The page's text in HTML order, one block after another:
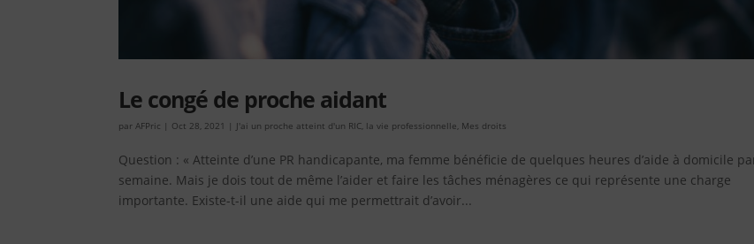
Le congé de proche aidant
parAFPric | Oct 28, 2021 | J'ai un proche atteint d'un RIC, la vie professionnelle, Mes droits
Question : « Atteinte d’une PR handicapante, ma femme bénéficie de quelques heures d’aide à domicile
semaine. Mais je dois tout de même l’aider et faire les tâches ménagères ce qui représente une charge
importante. Existe-t-il une aide qui me permettrait d’avoir...